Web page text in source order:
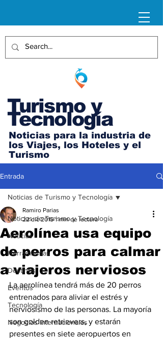
Turismo y
Tecnología
Noticias para la industria de
los Viajes, los Hoteles y el
Turismo
Entrada
Noticias de Turismo y Tecnología
Noticias
Herramientas
Destinos
Eventos
Tecnología
Negocios Internacionales
Noticias de Turismo y Tecnología
Aerolínea usa equipo
de perros para calmar
a viajeros nerviosos
Ramiro Parias
22 dic 2015 1 min de lectura
La aerolínea tendrá más de 20 perros
entrenados para aliviar el estrés y
nerviosismo de las personas. La mayoría
son golden retrievers, y estarán
presentes en siete aeropuertos en